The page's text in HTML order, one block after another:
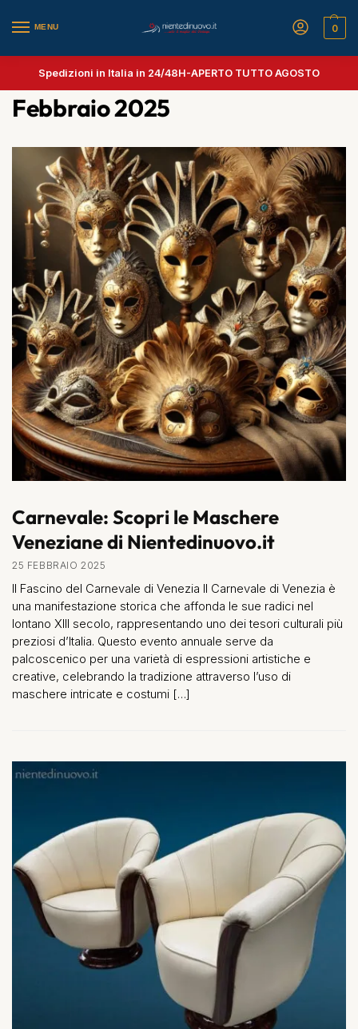
MENU 0
Spedizioni in Italia in 24/48H-APERTO TUTTO AGOSTO
Febbraio 2025
Carnevale: Scopri le Maschere
Veneziane di Nientedinuovo.it
25 FEBBRAIO 2025
Il Fascino del Carnevale di Venezia Il Carnevale di Venezia è
una manifestazione storica che affonda le sue radici nel
lontano XIII secolo, rappresentando uno dei tesori culturali più
preziosi d’Italia. Questo evento annuale serve da
palcoscenico per una varietà di espressioni artistiche e
creative, celebrando la tradizione attraverso l’uso di
maschere intricate e costumi […]